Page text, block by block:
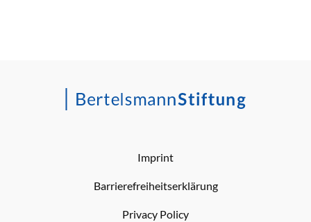
Imprint
Barrierefreiheitserklärung
Privacy Policy